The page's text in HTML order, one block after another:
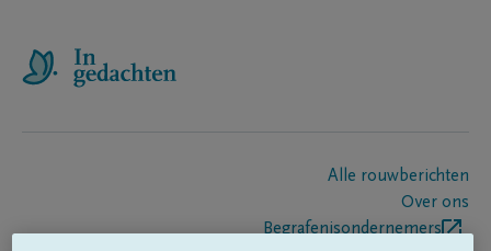
Alle rouwberichten
Over ons
Begrafenisondernemers